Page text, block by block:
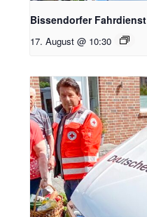
Bissendorfer Fahrdienst
17. August @ 10:30